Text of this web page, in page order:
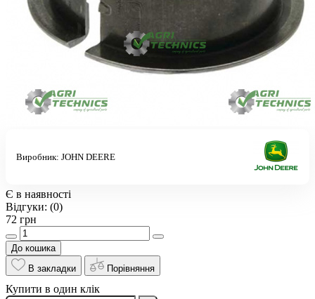
Виробник: JOHN DEERE
Є в наявності
Відгуки: (0)
72 грн
До кошика
В закладки
Порівняння
Купити в один клік